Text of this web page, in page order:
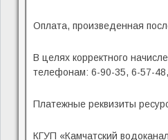
Оплата, произведенная
В целях корректного
телефонам: 6-90-35, 6-57-
Платежные реквизиты
КГУП «Камчатский